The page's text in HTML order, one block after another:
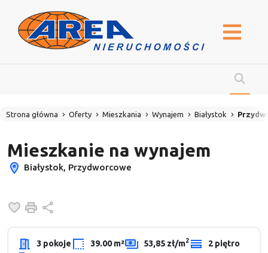
Strona główna Oferty Mieszkania Wynajem Białystok
Mieszkanie na wynajem
Białystok, Przydworcowe
Dodaj do ulubionych
Drukuj
3 pokoje 39.00 m² 53,85 zł/m2
2 piętro